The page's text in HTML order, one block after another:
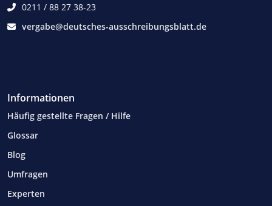
0211 / 88 27 38-23
vergabe@deutsches-ausschreibungsblatt.de
Informationen
Häufig gestellte Fragen / Hilfe
Glossar
Blog
Umfragen
Experten